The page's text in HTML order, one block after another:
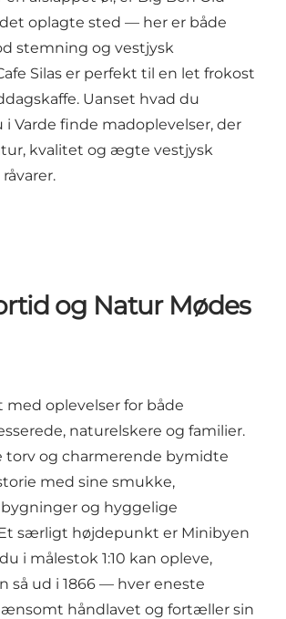
det oplagte sted — her er både
stemning og vestjysk
Silas er perfekt til en let frokost
Uanset hvad du
Varde finde madoplevelser, der
kvalitet og ægte vestjysk
og Natur Mødes
med oplevelser for både
naturelskere og familier.
torv og charmerende bymidte
med sine smukke,
og hyggelige
særligt højdepunkt er Minibyen
i målestok 1:10 kan opleve,
så ud i 1866 — hver eneste
håndlavet og fortæller sin